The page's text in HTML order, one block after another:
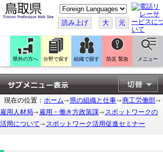
こ
の
ペ
ー
ジ
翻
訳
す
る
読み上げ 大 元
県外の方へ 分野で探す 組織で探す 防災 緊急 メニュー
現在の位置： ホーム 県の組織と仕事
商工労働部
雇用人材局
雇用・働き方政策課
スポットワークの
活用について
スポットワーク活用促進セミナー